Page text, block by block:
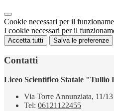
Cookie necessari per il
I cookie necessari per il
Accetta tutti Salva le preferenze
Contatti
Liceo Scientifico Statale "Tullio
Via Torre Annunziata, 11/
Tel: 06121122455